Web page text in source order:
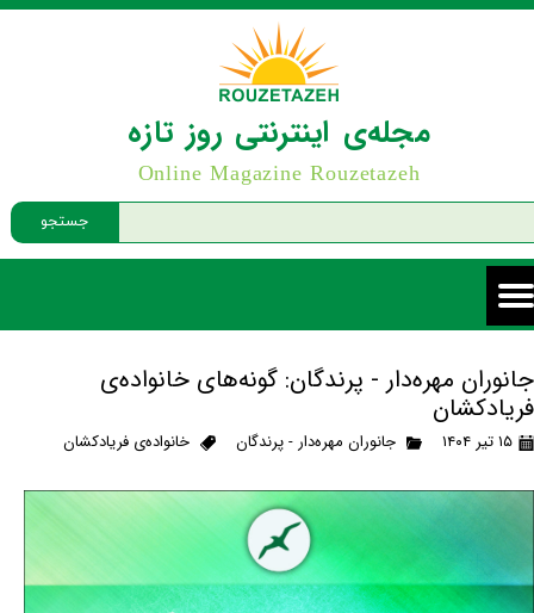
جستجو
مجله‌ی اینترنتی روز تازه
Online Magazine Rouzetazeh
جانوران مهره‌دار - پرندگان: گونه‌های خانواده‌ی
فریادکشان
۱۵ تیر ۱۴۰۴ جانوران مهره‌دار - پرندگان خانواده‌ی فریادکشان